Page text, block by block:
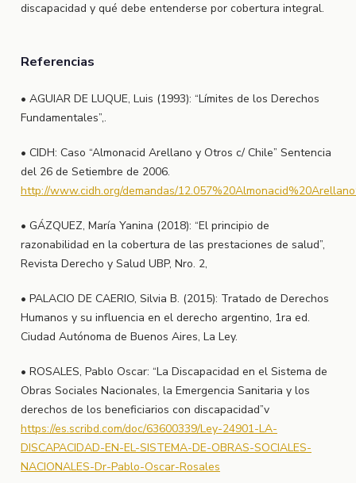
discapacidad y qué debe entenderse por cobertura integral.
Referencias
• AGUIAR DE LUQUE, Luis (1993): “Límites de los Derechos
Fundamentales”,.
• CIDH: Caso “Almonacid Arellano y Otros c/ Chile” Sentencia
del 26 de Setiembre de 2006.
http://www.cidh.org/demandas/
• GÁZQUEZ, María Yanina (2018): “El principio de
razonabilidad en la cobertura de las prestaciones de salud”,
Revista Derecho y Salud UBP, Nro. 2,
• PALACIO DE CAERIO, Silvia B. (2015): Tratado de Derechos
Humanos y su influencia en el derecho argentino, 1ra ed.
Ciudad Autónoma de Buenos Aires, La Ley.
• ROSALES, Pablo Oscar: “La Discapacidad en el Sistema de
Obras Sociales Nacionales, la Emergencia Sanitaria y los
derechos de los beneficiarios con discapacidad”v
https://es.scribd.com/doc/63600339/Ley-24901-LA-
DISCAPACIDAD-EN-EL-SISTEMA-DE-OBRAS-SOCIALES-
NACIONALES-Dr-Pablo-Oscar-Rosales